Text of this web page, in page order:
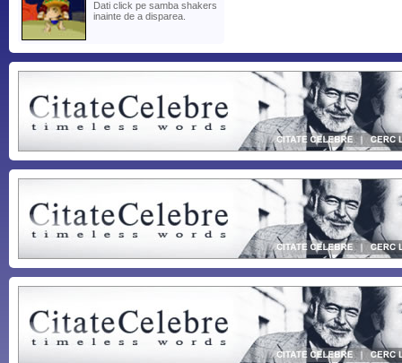
Dati click pe samba shakers
inainte de a disparea.